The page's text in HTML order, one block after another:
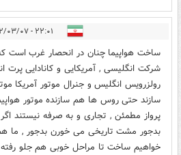
۲۲:۰۱ - ۱۴۰۲/۰۳/۰۷
شرکت انگلیسی , آمریکایی و کانادایی پرت
رولزرویس انگلیس و جنرال موتور آمریکا
سازند حتی روس ها هم سازنده موتور
پرواز مطمئن , تجاری و به صرفه نیستند
خواهیم ساخت تا مراحل خوبی هم جلو